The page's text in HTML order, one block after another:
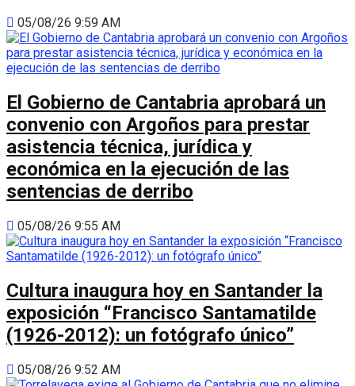
05/08/26 9:59 AM
El Gobierno de Cantabria aprobará un
convenio con Argoños para prestar
asistencia técnica, jurídica y
económica en la ejecución de las
sentencias de derribo
05/08/26 9:55 AM
Cultura inaugura hoy en Santander la
exposición “Francisco Santamatilde
(1926-2012): un fotógrafo único”
05/08/26 9:52 AM